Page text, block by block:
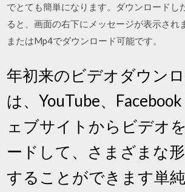
でとても簡単になります。ダウンロードし
ると、画面の右下にメッセージが表示され
またはMp4でダウンロード可能です。
年初来のビデオダウン
は、YouTube、
ェブサイトからビデオ
ードして、さまざまな
することができます単